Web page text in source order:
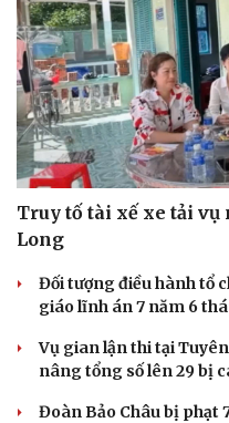
Truy tố tài xế xe tải
Long
Đối tượng điều hành tổ
giáo lĩnh án 7 năm 6
Vụ gian lận thi tại
nâng tổng số lên 29 bị
Đoàn Bảo Châu bị phạt